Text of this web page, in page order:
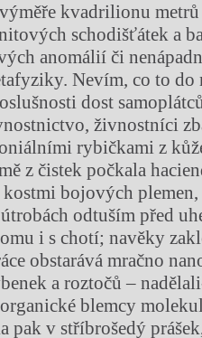
kvadrilionu metrů
schodišťátek a
anomálií či
Nevím, co to do
dost
živnostníci
rybičkami z
z čistek počkala
bojových plemen,
odtuším před
i s chotí; navěky
obstarává mračno
a roztočů –
blemcy
v stříbrošedý